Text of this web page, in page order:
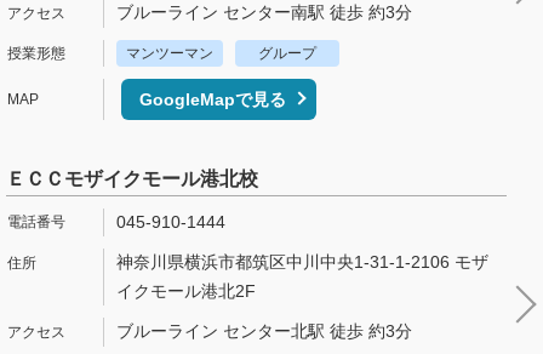
ブルーライン センター南駅 徒歩 約3分
マンツーマン グループ
GoogleMapで見る
ＥＣＣモザイクモール港北校
045-910-1444
神奈川県横浜市都筑区中川中央1-31-1-2106 モザ
イクモール港北2F
ブルーライン センター北駅 徒歩 約3分